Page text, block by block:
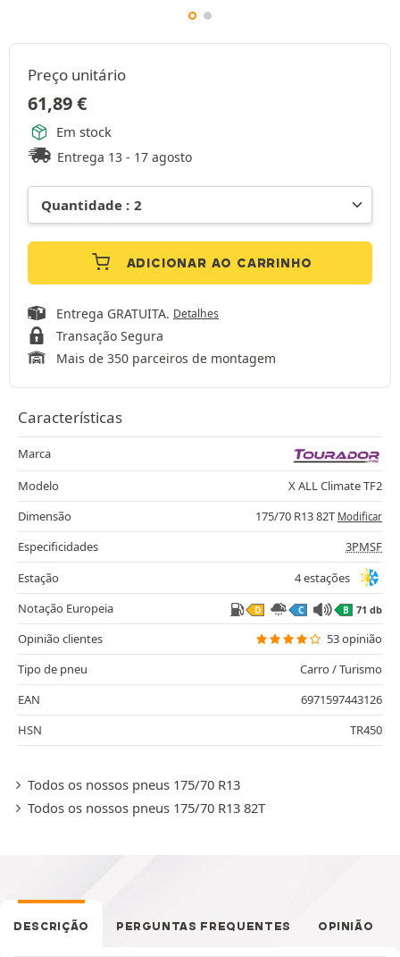
Preço unitário
61,89€
Em stock
Entrega 13 - 17 agosto
ADICIONAR AO CARRINHO
Entrega GRATUITA. Detalhes
Transação Segura
Mais de 350 parceiros de montagem
Características
Marca
Modelo
X ALL Climate TF2
Dimensão
175/70 R13 82T Modificar
Especificidades
3PMSF
Estação
4 estações
Notação Europeia
D C B 71 db
Opinião clientes
53 opinião
Tipo de pneu
Carro / Turismo
EAN
6971597443126
HSN
TR450
Todos os nossos pneus 175/70 R13
Todos os nossos pneus 175/70 R13 82T
DESCRIÇÃO PERGUNTAS FREQUENTES OPINIÃO